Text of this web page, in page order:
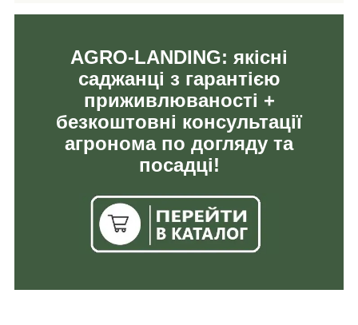
AGRO-LANDING: якісні
саджанці з гарантією
приживлюваності +
безкоштовні консультації
агронома по догляду та
посадці!